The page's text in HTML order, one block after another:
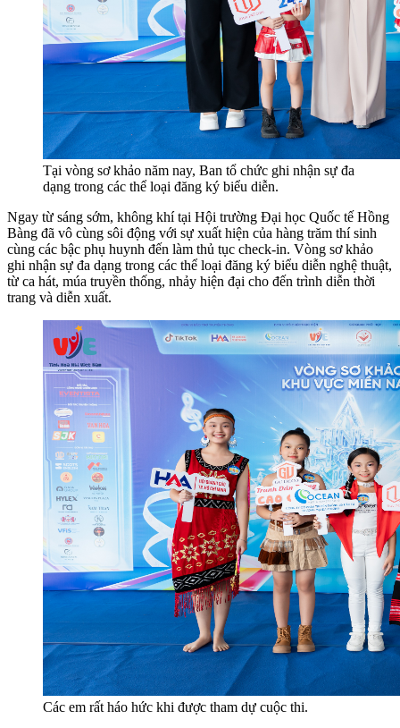
Tại vòng sơ khảo năm nay, Ban tổ chức ghi nhận sự đa
dạng trong các thể loại đăng ký biểu diễn.
Ngay từ sáng sớm, không khí tại Hội trường Đại học Quốc tế Hồng
Bàng đã vô cùng sôi động với sự xuất hiện của hàng trăm thí sinh
cùng các bậc phụ huynh đến làm thủ tục check-in. Vòng sơ khảo
ghi nhận sự đa dạng trong các thể loại đăng ký biểu diễn nghệ thuật,
từ ca hát, múa truyền thống, nhảy hiện đại cho đến trình diễn thời
trang và diễn xuất.
Các em rất háo hức khi được tham dự cuộc thi.